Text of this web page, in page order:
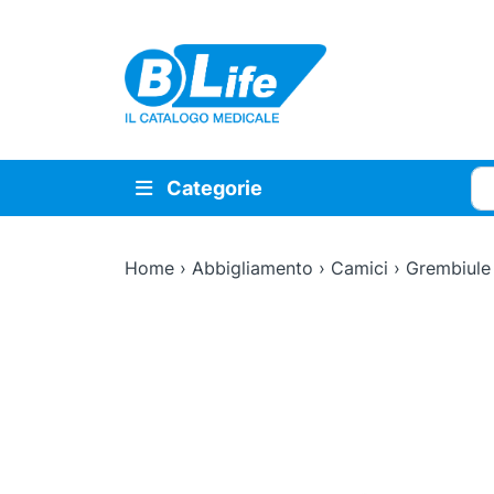
Vai al contenuto principale
Categorie
Home› Abbigliamento › Camici ›